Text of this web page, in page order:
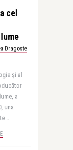
cel
Dragoste
și al
a
una
..